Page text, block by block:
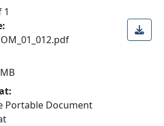
1
Portable Document